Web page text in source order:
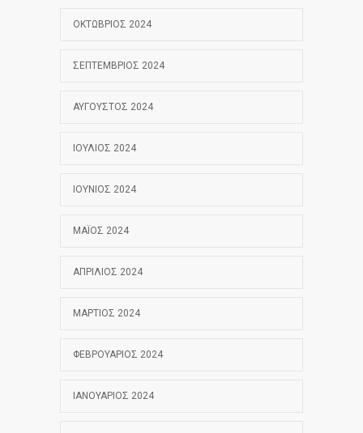
ΟΚΤΏΒΡΙΟΣ 2024
ΣΕΠΤΈΜΒΡΙΟΣ 2024
ΑΎΓΟΥΣΤΟΣ 2024
ΙΟΎΛΙΟΣ 2024
ΙΟΎΝΙΟΣ 2024
ΜΆΙΟΣ 2024
ΑΠΡΊΛΙΟΣ 2024
ΜΆΡΤΙΟΣ 2024
ΦΕΒΡΟΥΆΡΙΟΣ 2024
ΙΑΝΟΥΆΡΙΟΣ 2024